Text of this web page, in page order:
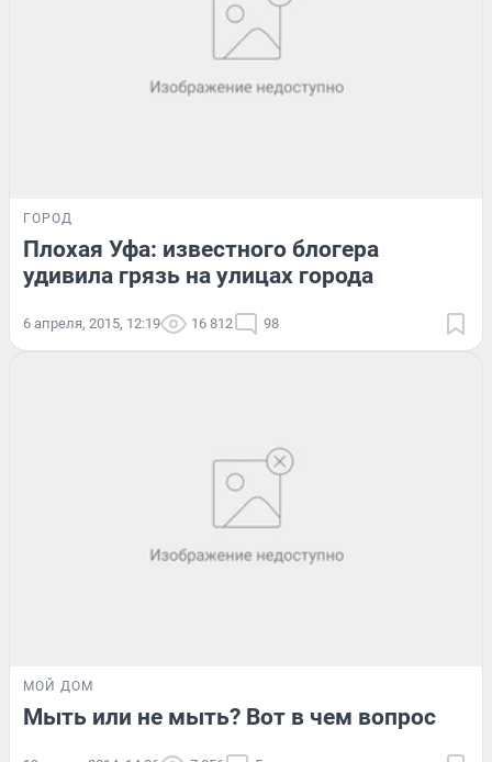
ГОРОД
Плохая Уфа: известного блогера
удивила грязь на улицах города
6 апреля, 2015, 12:19 16 812 98
МОЙ ДОМ
Мыть или не мыть? Вот в чем вопрос